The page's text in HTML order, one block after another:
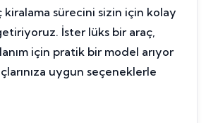
kiralama sürecini sizin için kolay
İster lüks bir araç,
için pratik bir model arıyor
uygun seçeneklerle